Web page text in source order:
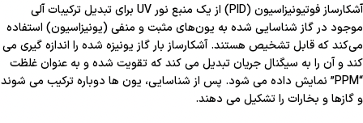
آشکارساز فوتیونیزاسیون (PID) از یک منبع نور UV برای تبدیل ترکیبات آلی
موجود در گاز شناسایی شده به یون‌های مثبت و منفی (یونیزاسیون) استفاده
می‌کند که قابل تشخیص هستند. آشکارساز بار گاز یونیزه شده را اندازه گیری می
کند و آن را به سیگنال جریان تبدیل می کند که تقویت شده و به عنوان غلظت
“PPM” نمایش داده می شود. پس از شناسایی، یون ها دوباره ترکیب می شوند
و گازها و بخارات را تشکیل می دهند.